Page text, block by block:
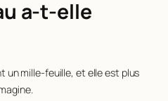
a-t-elle
un mille-feuille, et elle est plus